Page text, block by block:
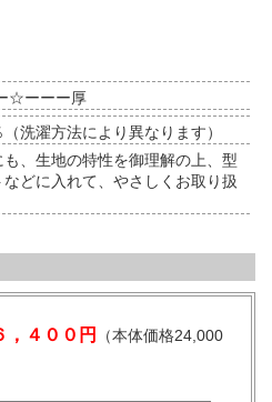
☆ーーー厚
洗濯方法により異なります）
、生地の特性を御理解の上、型
どに入れて、やさしくお取り扱
，４００円
（本体価格24,000